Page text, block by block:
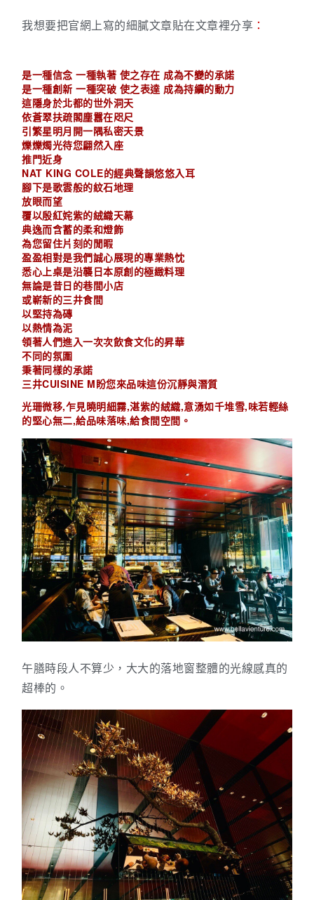
我想要把官網上寫的細膩文章貼在文章裡分享 ：
是一種信念 一種執著 使之存在 成為不變的承諾
是一種創新 一種突破 使之表達 成為持續的動力
這隱身於北都的世外洞天
依蒼翠扶疏閣塵囂在咫尺
引繁星明月開一隅私密天景
爍爍燭光待您翩然入座
推門近身
NAT KING COLE的經典聲韻悠悠入耳
腳下是歌雲般的紋石地理
放眼而望
覆以殷紅姹紫的絨織天幕
典逸而含蓄的柔和燈飾
為您留住片刻的閒暇
盈盈相對是我們誠心展現的專業熱忱
悉心上桌是沿襲日本原創的極緻料理
無論是昔日的巷間小店
或嶄新的三井食間
以堅持為磚
以熱情為泥
領著人們進入一次次飲食文化的昇華
不同的氛圍
秉著同樣的承諾
三井CUISINE M盼您來品味這份沉靜與潛質
光珊微移,乍見曉明細霧,湛紫的絨織,意湧如千堆雪, 味若輕絲
的堅心無二,給品味落味,給食間空間。
午膳時段人不算少，大大的落地窗整體的光線感真的
超棒的。